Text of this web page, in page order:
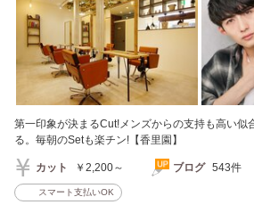
第一印象が決まるCut!メンズからの支持も高い似
る。毎朝のSetも楽チン!【香里園】
カット ￥2,200～ ブログ 543件
スマート支払いOK